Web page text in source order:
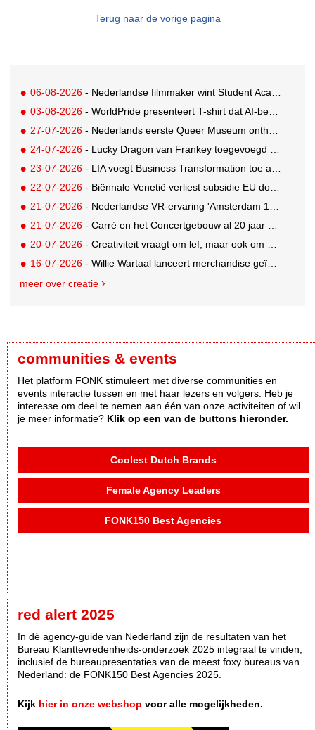
Terug naar de vorige pagina
06-08-2026 - Nederlandse filmmaker wint Student Academy Award
03-08-2026 - WorldPride presenteert T-shirt dat AI-bewakingscamera's misleidt
27-07-2026 - Nederlands eerste Queer Museum onthult nieuwe visuele identiteit
24-07-2026 - Lucky Dragon van Frankey toegevoegd aan vaste opstelling STRAAT Museum
23-07-2026 - LIA voegt Business Transformation toe als prijzencategorie
22-07-2026 - Biënnale Venetië verliest subsidie EU door deelname Rusland
21-07-2026 - Nederlandse VR-ervaring 'Amsterdam 1652' geselecteerd voor filmfestival Venetië
21-07-2026 - Carré en het Concertgebouw al 20 jaar absolute favorieten van cultuurpubliek
20-07-2026 - Creativiteit vraagt om lef, maar ook om een plan voor als het misgaat
16-07-2026 - Willie Wartaal lanceert merchandise geïnspireerd op spraakmakende The Voice-outfits
meer over creatie
communities & events
Het platform FONK stimuleert met diverse communities en
events interactie tussen en met haar lezers en volgers. Heb je
interesse om deel te nemen aan één van onze activiteiten of wil
je meer informatie? Klik op een van de buttons hieronder.
Coolest Dutch Brands
Female Agency Leaders
FONK150 Best Agencies
red alert 2025
In dè agency-guide van Nederland zijn de resultaten van het
Bureau Klanttevredenheids-onderzoek 2025 integraal te vinden,
inclusief de bureaupresentaties van de meest foxy bureaus van
Nederland: de FONK150 Best Agencies 2025.
Kijk hier in onze webshop voor alle mogelijkheden.